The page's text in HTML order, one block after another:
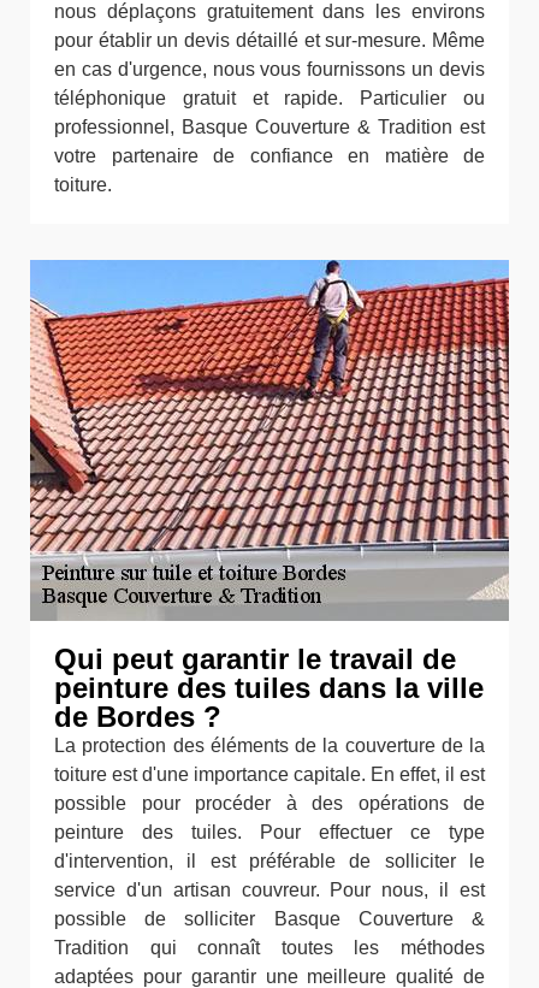
nous déplaçons gratuitement dans les environs
pour établir un devis détaillé et sur-mesure. Même
en cas d'urgence, nous vous fournissons un devis
téléphonique gratuit et rapide. Particulier ou
professionnel, Basque Couverture & Tradition est
votre partenaire de confiance en matière de
toiture.
Qui peut garantir le travail de
peinture des tuiles dans la ville
de Bordes ?
La protection des éléments de la couverture de la
toiture est d'une importance capitale. En effet, il est
possible pour procéder à des opérations de
peinture des tuiles. Pour effectuer ce type
d'intervention, il est préférable de solliciter le
service d'un artisan couvreur. Pour nous, il est
possible de solliciter Basque Couverture &
Tradition qui connaît toutes les méthodes
adaptées pour garantir une meilleure qualité de